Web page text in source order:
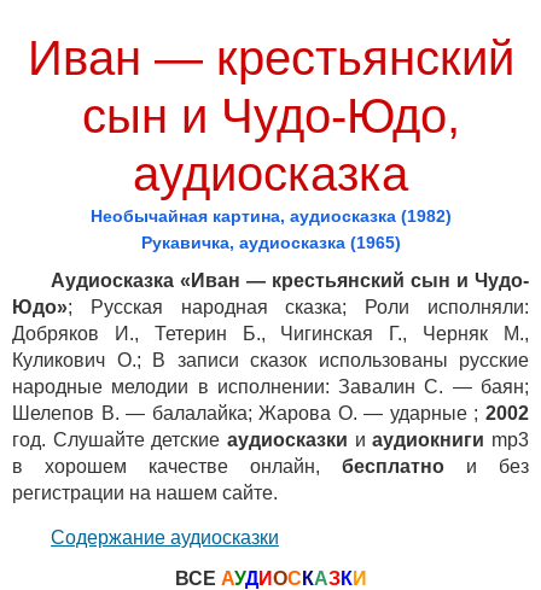
Иван — крестьянский
сын и Чудо-Юдо,
аудиосказка
Необычайная картина, аудиосказка (1982)
Рукавичка, аудиосказка (1965)
Аудиосказка «Иван — крестьянский сын и Чудо-
Юдо»; Русская народная сказка; Роли исполняли:
Добряков И., Тетерин Б., Чигинская Г., Черняк М.,
Куликович О.; В записи сказок использованы русские
народные мелодии в исполнении: Завалин С. — баян;
Шелепов В. — балалайка; Жарова О. — ударные ; 2002
год. Слушайте детские аудиосказки иаудиокниги mp3
в хорошем качестве онлайн, бесплатно и без
регистрации на нашем сайте.
Содержание аудиосказки
ВСЕ АУДИОС КАЗКИ